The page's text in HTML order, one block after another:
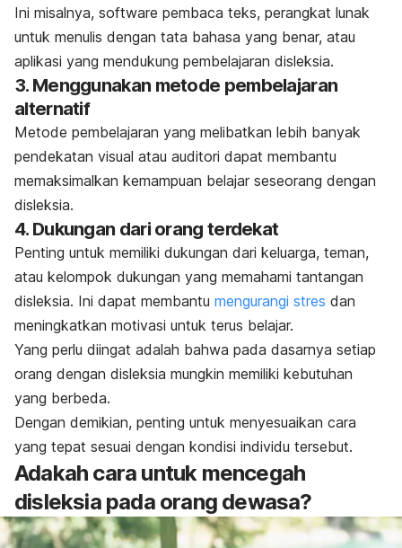
Ini misalnya, software pembaca teks, perangkat lunak
untuk menulis dengan tata bahasa yang benar, atau
aplikasi yang mendukung pembelajaran disleksia.
3. Menggunakan metode pembelajaran
alternatif
Metode pembelajaran yang melibatkan lebih banyak
pendekatan visual atau auditori dapat membantu
memaksimalkan kemampuan belajar seseorang dengan
disleksia.
4. Dukungan dari orang terdekat
Penting untuk memiliki dukungan dari keluarga, teman,
atau kelompok dukungan yang memahami tantangan
disleksia. Ini dapat membantu mengurangi stres dan
meningkatkan motivasi untuk terus belajar.
Yang perlu diingat adalah bahwa pada dasarnya setiap
orang dengan disleksia mungkin memiliki kebutuhan
yang berbeda.
Dengan demikian, penting untuk menyesuaikan cara
yang tepat sesuai dengan kondisi individu tersebut.
Adakah cara untuk mencegah
disleksia pada orang dewasa?